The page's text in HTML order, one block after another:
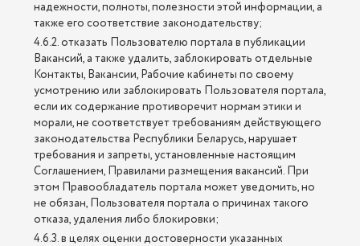
надежности, полноты, полезности этой информации, а
также его соответствие законодательству;
4.6.2. отказать Пользователю портала в публикации
Вакансий, а также удалить, заблокировать отдельные
Контакты, Вакансии, Рабочие кабинеты по своему
усмотрению или заблокировать Пользователя портала,
если их содержание противоречит нормам этики и
морали, не соответствует требованиям действующего
законодательства Республики Беларусь, нарушает
требования и запреты, установленные настоящим
Соглашением, Правилами размещения вакансий. При
этом Правообладатель портала может уведомить, но
не обязан, Пользователя портала о причинах такого
отказа, удаления либо блокировки;
4.6.3. в целях оценки достоверности указанных